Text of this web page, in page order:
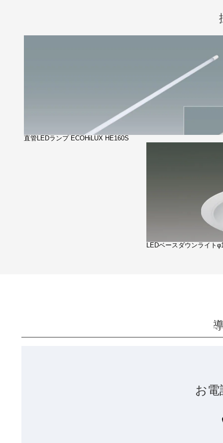
直管LEDランプ ECOHiLUX HE160S
LEDベースダウンライト
お